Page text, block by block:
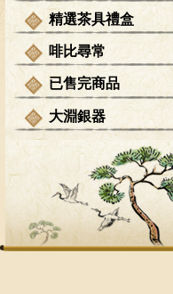
精選茶具禮盒
啡比尋常
已售完商品
大淵銀器